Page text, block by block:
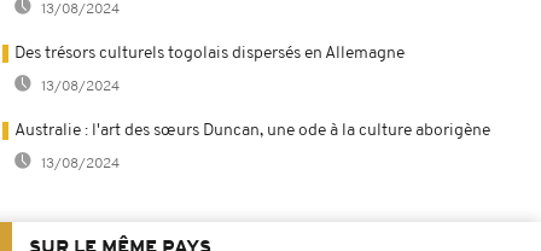
13/08/2024
Des trésors culturels togolais dispersés en Allemagne
13/08/2024
Australie : l'art des sœurs Duncan, une ode à la culture aborigène
13/08/2024